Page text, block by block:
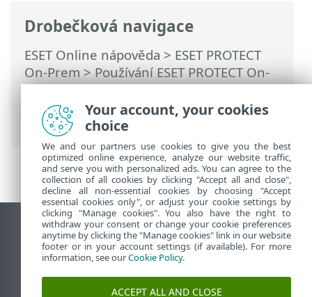
Drobečková navigace
ESET Online nápověda > ESET PROTECT
On-Prem>Používání ESET PROTECT On-
Prem>Hlavní menu ESET PROTECT On-
Prem>Úlohy>Klientské úlohy >
Kontrola aktualizace produktu
Zobrazit verzi pro počítač
End of Life
ESET Databáze znalostí
ESET Forum
Your account, your cookies
choice
We and our partners use cookies to give you the best
optimized online experience, analyze our website traffic,
and serve you with personalized ads. You can agree to the
collection of all cookies by clicking "Accept all and close",
decline all non-essential cookies by choosing "Accept
essential cookies only", or adjust your cookie settings by
clicking "Manage cookies". You also have the right to
withdraw your consent or change your cookie preferences
anytime by clicking the "Manage cookies" link in our website
footer or in your account settings (if available). For more
information, see ourCookie Policy.
ACCEPT ALL AND CLOSE